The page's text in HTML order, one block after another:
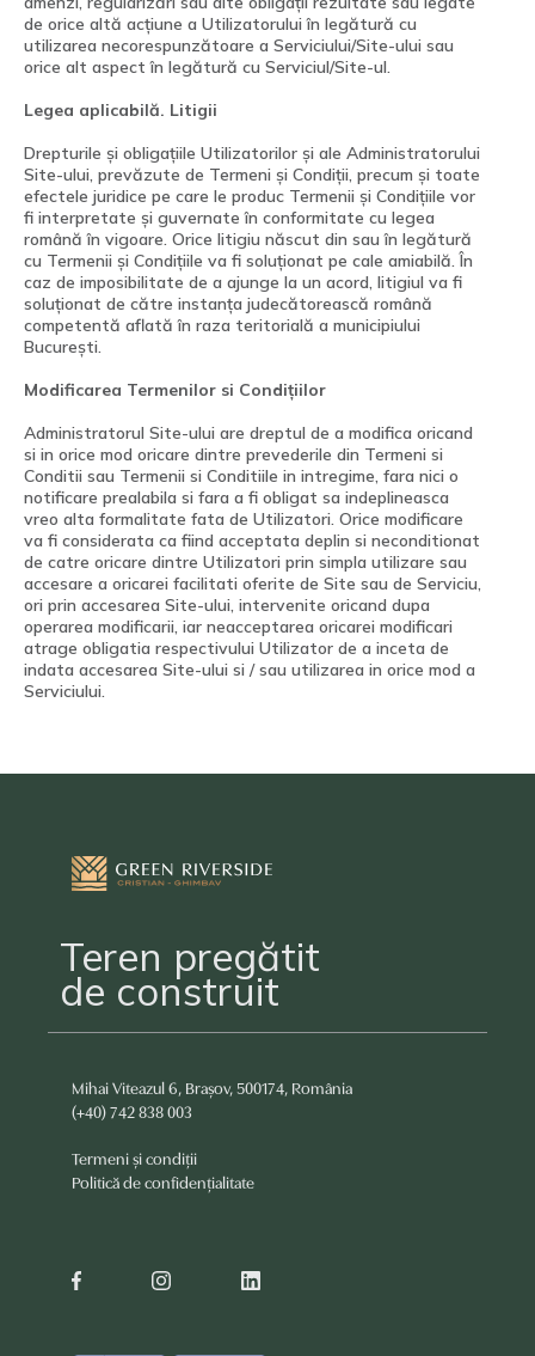
de orice altă acțiune a Utilizatorului în legătură cu
utilizarea necorespunzătoare a Serviciului/Site-ului sau
orice alt aspect în legătură cu Serviciul/Site-ul.
Legea aplicabilă. Litigii
Drepturile și obligațiile Utilizatorilor și ale Administratorului
Site-ului, prevăzute de Termeni și Condiții, precum și toate
efectele juridice pe care le produc Termenii și Condițiile vor
fi interpretate și guvernate în conformitate cu legea
română în vigoare. Orice litigiu născut din sau în legătură
cu Termenii și Condițiile va fi soluționat pe cale amiabilă. În
caz de imposibilitate de a ajunge la un acord, litigiul va fi
soluționat de către instanța judecătorească română
competentă aflată în raza teritorială a municipiului
București.
Modificarea Termenilor si Condițiilor
Administratorul Site-ului are dreptul de a modifica oricand
si in orice mod oricare dintre prevederile din Termeni si
Conditii sau Termenii si Conditiile in intregime, fara nici o
notificare prealabila si fara a fi obligat sa indeplineasca
vreo alta formalitate fata de Utilizatori. Orice modificare
va fi considerata ca fiind acceptata deplin si neconditionat
de catre oricare dintre Utilizatori prin simpla utilizare sau
accesare a oricarei facilitati oferite de Site sau de Serviciu,
ori prin accesarea Site-ului, intervenite oricand dupa
operarea modificarii, iar neacceptarea oricarei modificari
atrage obligatia respectivului Utilizator de a inceta de
indata accesarea Site-ului si / sau utilizarea in orice mod a
Serviciului.
Teren pregătit
de construit
Mihai Viteazul 6, Brașov, 500174, România
(+40) 742 838 003
Termeni și condiții
Politică de confidențialitate